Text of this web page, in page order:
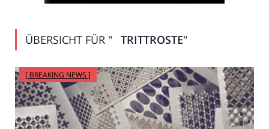
ÜBERSICHT FÜR " TRITTROSTE"
[ BREAKING NEWS ]